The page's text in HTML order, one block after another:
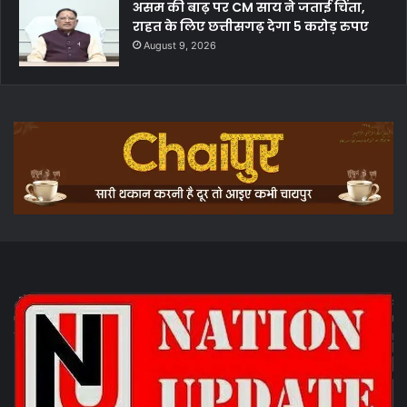
असम की बाढ़ पर CM साय ने जताई चिंता,
राहत के लिए छत्तीसगढ़ देगा 5 करोड़ रुपए
August 9, 2026